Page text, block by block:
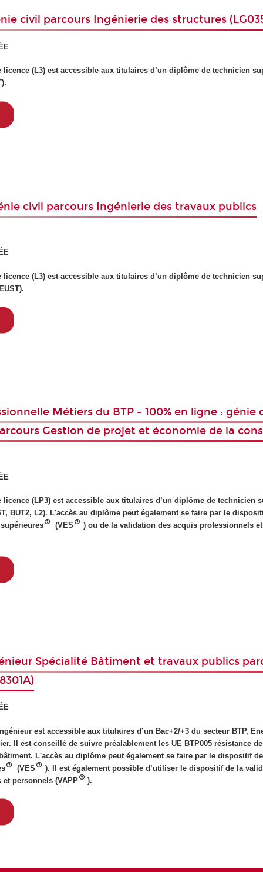
civil parcours Ingénierie des structures
licence (L3) est accessible aux titulaires d’un diplôme de technicien
civil parcours Ingénierie des travaux publics
licence (L3) est accessible aux titulaires d’un diplôme de technicien
Métiers du BTP - 100% en ligne : génie
Gestion de projet et économie de la
licence (LP3) est accessible aux titulaires d’un diplôme de technicien
BUT2, L2). L'accès au diplôme peut également se faire par le
(VES ) ou de la validation des acquis professionnels
Spécialité Bâtiment et travaux publics
est accessible aux titulaires d’un Bac+2/+3 du secteur BTP,
Il est conseillé de suivre préalablement les UE BTP005 résistance
L'accès au diplôme peut également se faire par le dispositif
(VES
). Il est également possible d’utiliser le dispositif de la
personnels (VAPP
).